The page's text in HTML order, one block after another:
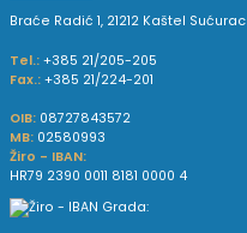
Braće Radić 1, 21212 Kaštel Sućurac
Tel.: +385 21/205-205
Fax.: +385 21/224-201
OIB: 08727843572
MB: 02580993
Žiro - IBAN:
HR79 2390 0011 8181 0000 4